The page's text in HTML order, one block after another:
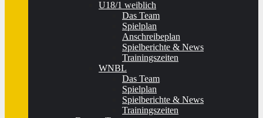
U18/1 weiblich
Das Team
Spielplan
Anschreibeplan
Spielberichte & News
Trainingszeiten
WNBL
Das Team
Spielplan
Spielberichte & News
Trainingszeiten